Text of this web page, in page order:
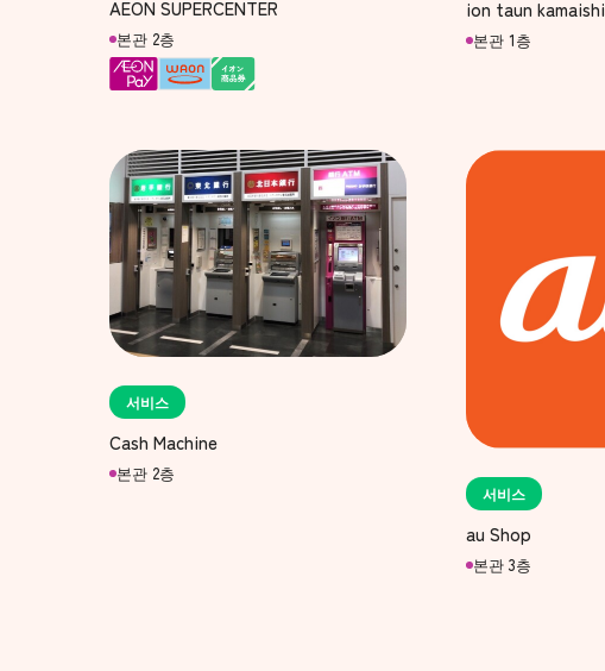
AEON SUPERCENTER
본관 2층
ion taun kamaishi
본관 1층
서비스
Cash Machine
본관 2층
서비스
au Shop
본관 3층